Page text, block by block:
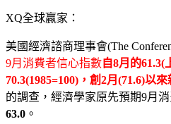
XQ全球贏家：
美國經濟諮商理事會(The
9月消費者信心指數自8月的61.3(
70.3(1985=100)，創2月(71.6)以
的調查，經濟學家原先預期9月
63.0 。